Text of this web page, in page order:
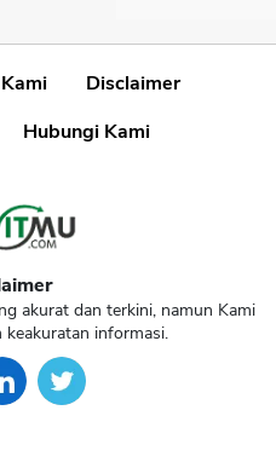
Disclaimer
Hubungi Kami
akurat dan terkini, namun Kami
informasi.